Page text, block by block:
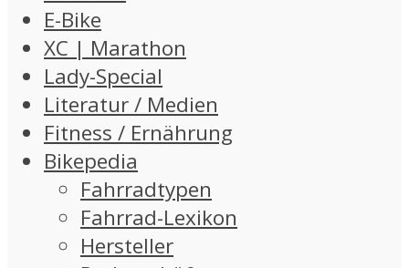
E-Bike
XC | Marathon
Lady-Special
Literatur / Medien
Fitness / Ernährung
Bikepedia
Fahrradtypen
Fahrrad-Lexikon
Hersteller